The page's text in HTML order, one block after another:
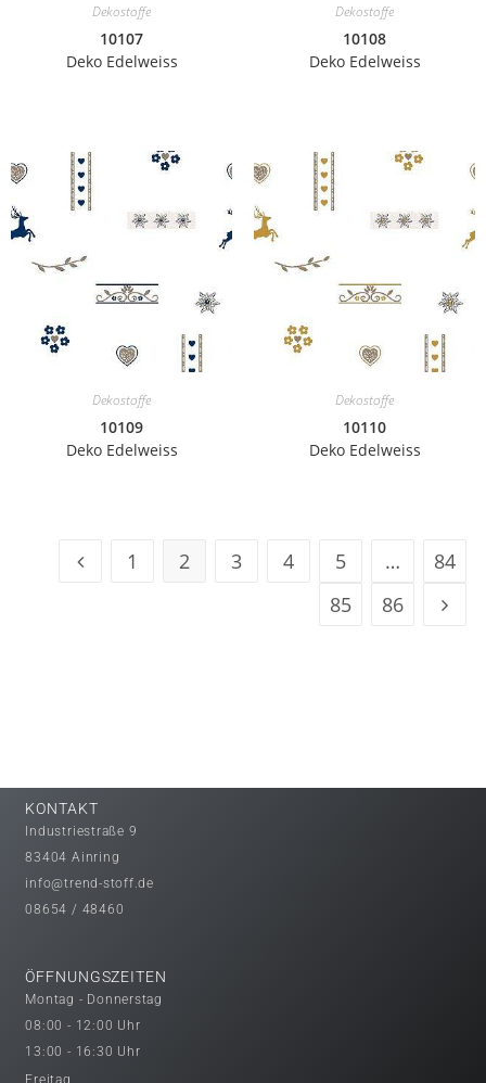
Dekostoffe
10107
Deko Edelweiss
Dekostoffe
10108
Deko Edelweiss
Dekostoffe
10109
Deko Edelweiss
Dekostoffe
10110
Deko Edelweiss
1 2 3 4 5 …
84
85
86
KONTAKT
Industriestraße 9
83404 Ainring
info@trend-stoff.de
08654 / 48460
ÖFFNUNGSZEITEN
Montag - Donnerstag
08:00 - 12:00 Uhr
13:00 - 16:30 Uhr
Freitag